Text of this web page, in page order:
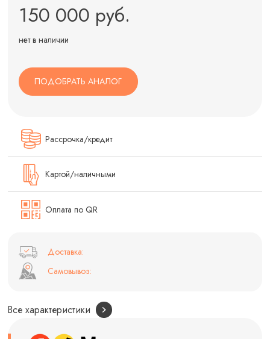
150 000 руб.
нет в наличии
ПОДОБРАТЬ АНАЛОГ
Рассрочка/кредит
Картой/наличными
Оплата по QR
Доставка:
Самовывоз:
Все характеристики